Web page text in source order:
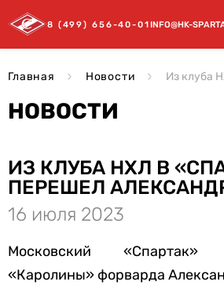
8 (499) 656-40-01INFO@HK-
Главная Новости Из клуба
НОВОСТИ
ИЗ КЛУБА НХЛ В
ПЕРЕШЕЛ
16 июля 2023
Московский
«Каролины» форварда